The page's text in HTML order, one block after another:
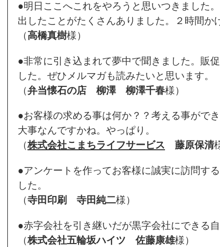
●明日ここへこれをやろうと思いつきました
出したことがたくさんありました。２時間か
（高橋真樹様）
●非常に引き込まれて夢中で聞きました。販
した。ぜひメルマガも読みたいと思います。
（弁当懐石の店 柳澤 柳澤千春様）
●お客様の求める事は何か？？考える事がで
大事なんですかね。やっぱり。
（株式会社こまちライフサービス 藤原保清
●アンケートを作ってお客様に誠実に訪問す
した。
（寺田印刷 寺田純二様）
●赤字会社を引き継いだが黒字会社にできる
（株式会社五輪坂ハイツ 佐藤康雄様）